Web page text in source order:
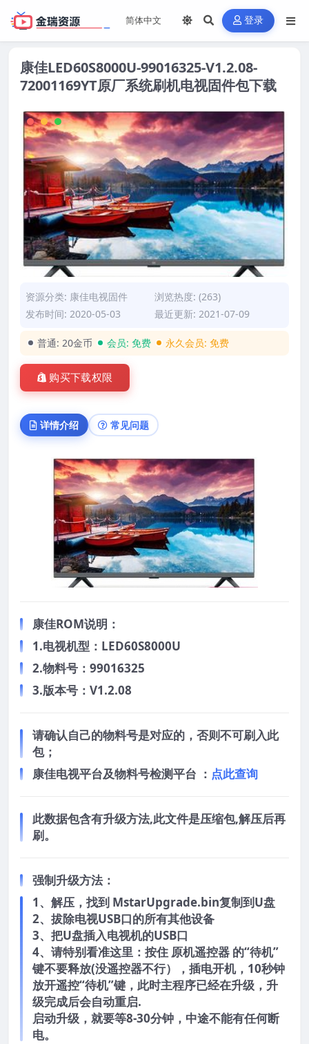
登录
康佳LED60S8000U-99016325-V1.2.08-
72001169YT原厂系统刷机电视固件包下载
资源分类: 康佳电视固件
浏览热度: (263)
发布时间: 2020-05-03
最近更新: 2021-07-09
普通: 20金币 会员: 免费 永久会员: 免费
购买下载权限
详情介绍 常见问题
康佳ROM说明：
1.电视机型：LED60S8000U
2.物料号：99016325
3.版本号：V1.2.08
请确认自己的物料号是对应的，否则不可刷入此
包；
康佳电视平台及物料号检测平台 ： 点此查询
此数据包含有升级方法,此文件是压缩包,解压后再
刷。
强制升级方法：
1、解压，找到 MstarUpgrade.bin复制到U盘
2、拔除电视USB口的所有其他设备
3、把U盘插入电视机的USB口
4、请特别看准这里：按住 原机遥控器 的“待机”
键不要释放(没遥控器不行），插电开机，10秒钟
放开遥控“待机”键，此时主程序已经在升级，升
级完成后会自动重启.
启动升级，就要等8-30分钟，中途不能有任何断
电。